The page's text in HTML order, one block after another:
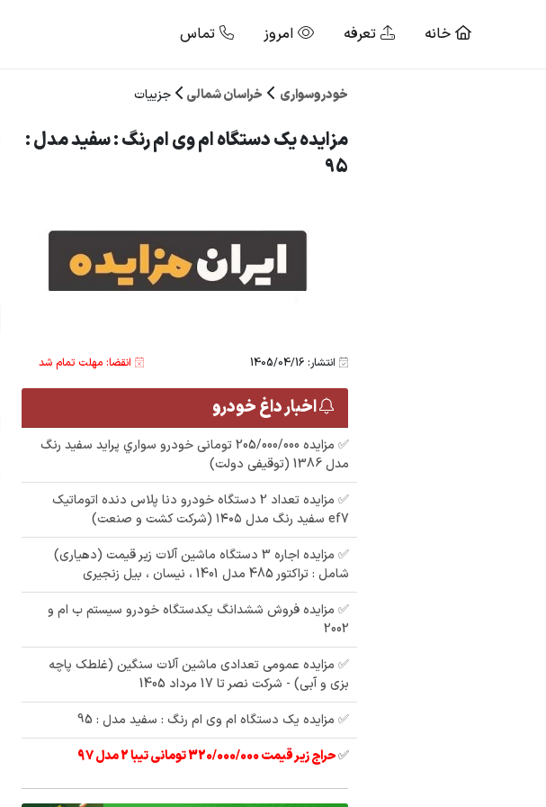
خانه تعرفه امروز تماس
خودروسواری خراسان شمالی جزییات
مزایده یک دستگاه ام وی ام رنگ : سفید مدل :
95
انتشار: 1405/04/16 انقضا: مهلت تمام شد
اخبار داغ خودرو
✅ مزایده 205/000/000 تومانی خودرو سواري پرايد سفيد رنگ
مدل 1386 (توقیفی دولت)
✅ مزایده تعداد 2 دستگاه خودرو دنا پلاس دنده اتوماتیک
ef7 سفید رنگ مدل ۱۴۰۵ (شرکت کشت و صنعت)
✅ مزایده اجاره 3 دستگاه ماشین آلات زیر قیمت (دهیاری)
شامل : تراکتور 485 مدل 1401 ، نیسان ، بیل زنجیری
✅ مزایده فروش ششدانگ یکدستگاه خودرو سیستم ب ام و
2002
✅ مزایده عمومی تعدادی ماشین آلات سنگین (غلطک پاچه
بزی و آبی) - شرکت نصر تا 17 مرداد 1405
✅ مزایده یک دستگاه ام وی ام رنگ : سفید مدل : 95
✅حراج زیر قیمت 320/000/000 تومانی تیبا 2 مدل 97